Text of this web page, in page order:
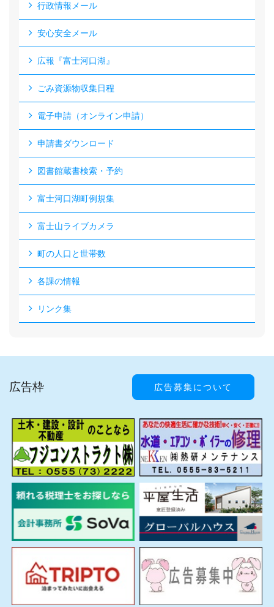
行政情報メール
安心安全メール
広報『富士河口湖』
ごみ資源物収集日程
電子申請（オンライン申請）
申請書ダウンロード
図書館蔵書検索・予約
富士河口湖町例規集
富士山ライブカメラ
町の人口と世帯数
各課の情報
リンク集
広告枠 広告募集について